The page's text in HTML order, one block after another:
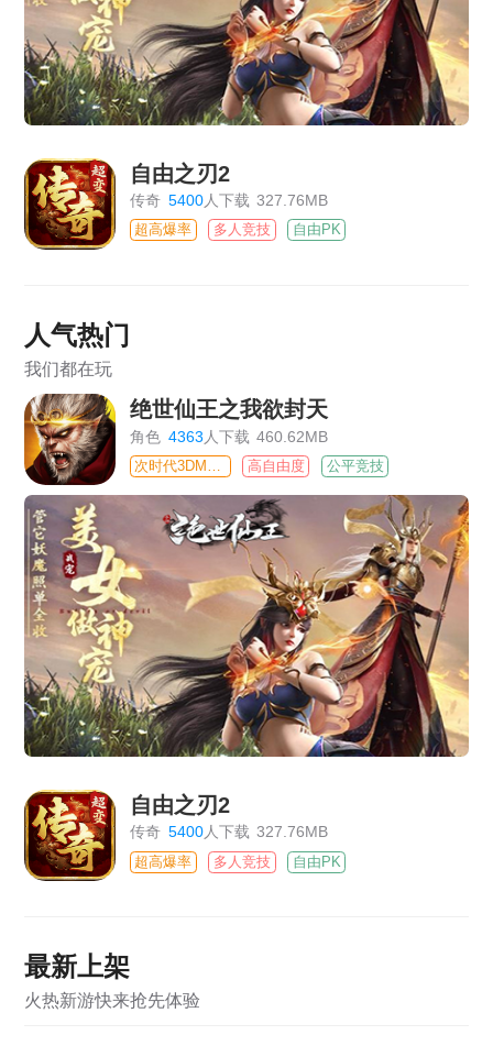
自由之刃2
传奇 5400人下载 327.76MB
超高爆率 多人竞技 自由PK
人气热门
我们都在玩
绝世仙王之我欲封天
角色 4363 人下载 460.62MB
高自由度 公平竞技
自由之刃2
传奇 5400人下载 327.76MB
超高爆率 多人竞技 自由PK
最新上架
火热新游快来抢先体验